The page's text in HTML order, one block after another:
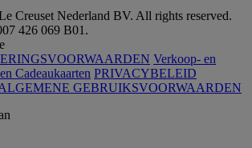
Creuset Nederland BV. All rights reserved.
426 069 B01.
Verkoop- en
Cadeaukaarten PRIVACYBELEID
GEBRUIKSVOORWAARDEN